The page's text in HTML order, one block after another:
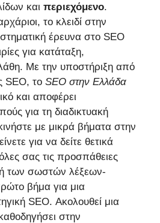
και περιεχόμενο.
το κλειδί στην
έρευνα στο SEO
για κατάταξη,
Με την υποστήριξη από
SEO, το SEO στην Ελλάδα
και αποφέρει
για τη διαδικτυακή
με μικρά βήματα στην
για να δείτε θετικά
σας τις προσπάθειες
των σωστών λέξεων-
βήμα για μια
SEO. Ακολουθεί μια
στην